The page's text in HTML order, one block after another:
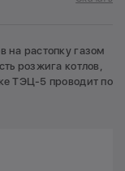
на растопку газом
розжига котлов,
ТЭЦ-5 проводит по